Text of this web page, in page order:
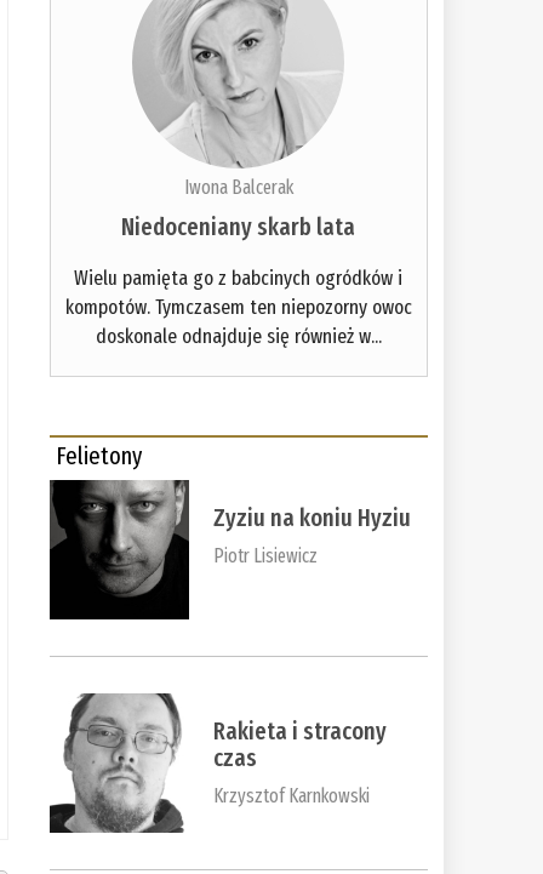
Iwona Balcerak
Niedoceniany skarb lata
Wielu pamięta go z babcinych ogródków i
kompotów. Tymczasem ten niepozorny owoc
doskonale odnajduje się również w...
Felietony
Zyziu na koniu Hyziu
Piotr Lisiewicz
Rakieta i stracony
czas
Krzysztof Karnkowski